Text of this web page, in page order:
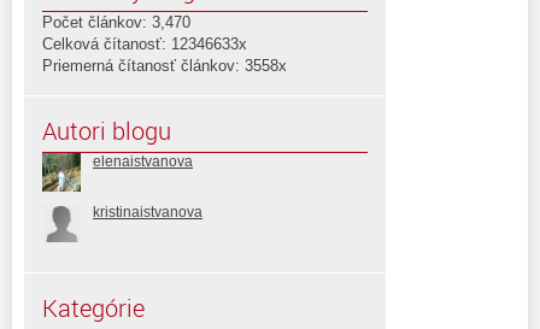
Počet článkov: 3,470
Celková čítanosť: 12346633x
Priemerná čítanosť článkov: 3558x
Autori blogu
elenaistvanova
kristinaistvanova
Kategórie